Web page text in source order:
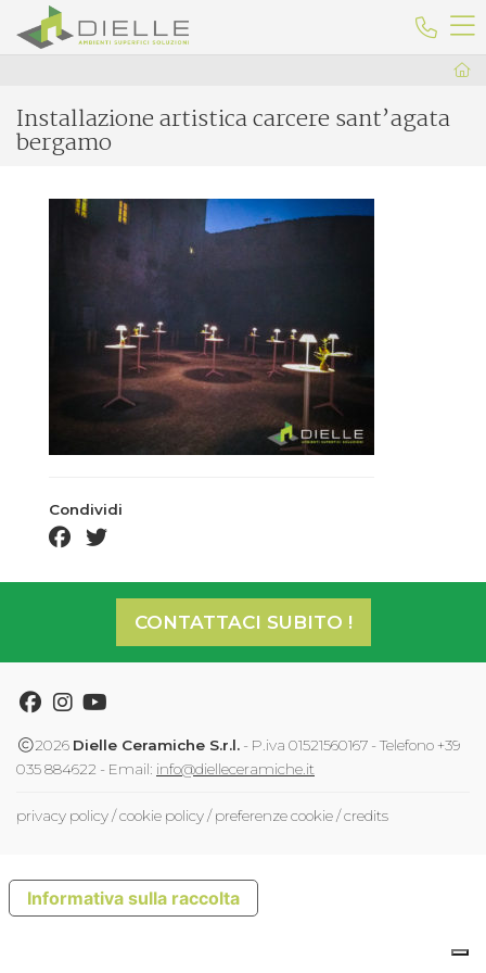
Dielle Ceramiche
Installazione artistica carcere sant’agata
bergamo
Condividi
facebook share
twitter share
CONTATTACI SUBITO !
Facebook
Instagram
Youtube
2026 Dielle Ceramiche S.r.l. - P.iva 01521560167 - Telefono +39
035 884622 - Email: info@dielleceramiche.it
privacy policy/cookie policy/preferenze cookie/credits
Informativa sulla raccolta